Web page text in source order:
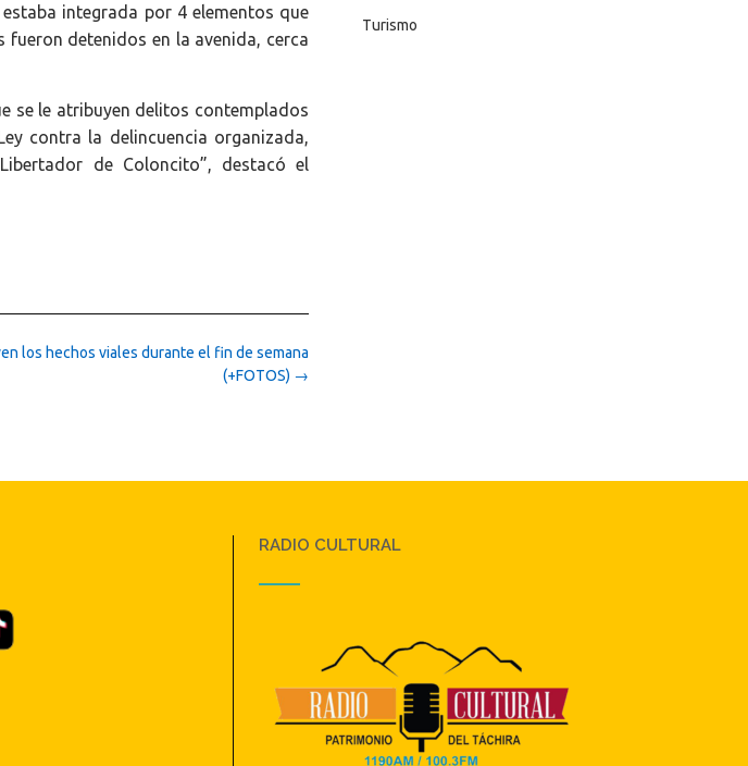
integrada por 4 elementos que
detenidos en la avenida, cerca
se le atribuyen delitos contemplados
contra la delincuencia organizada,
de Coloncito”, destacó el
los hechos viales durante el fin de semana
(+FOTOS) →
Turismo
RADIO CULTURAL